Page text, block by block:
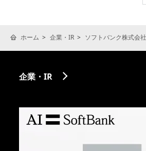
ホーム 企業・IR ソフトバンク株式会社
企業・IR